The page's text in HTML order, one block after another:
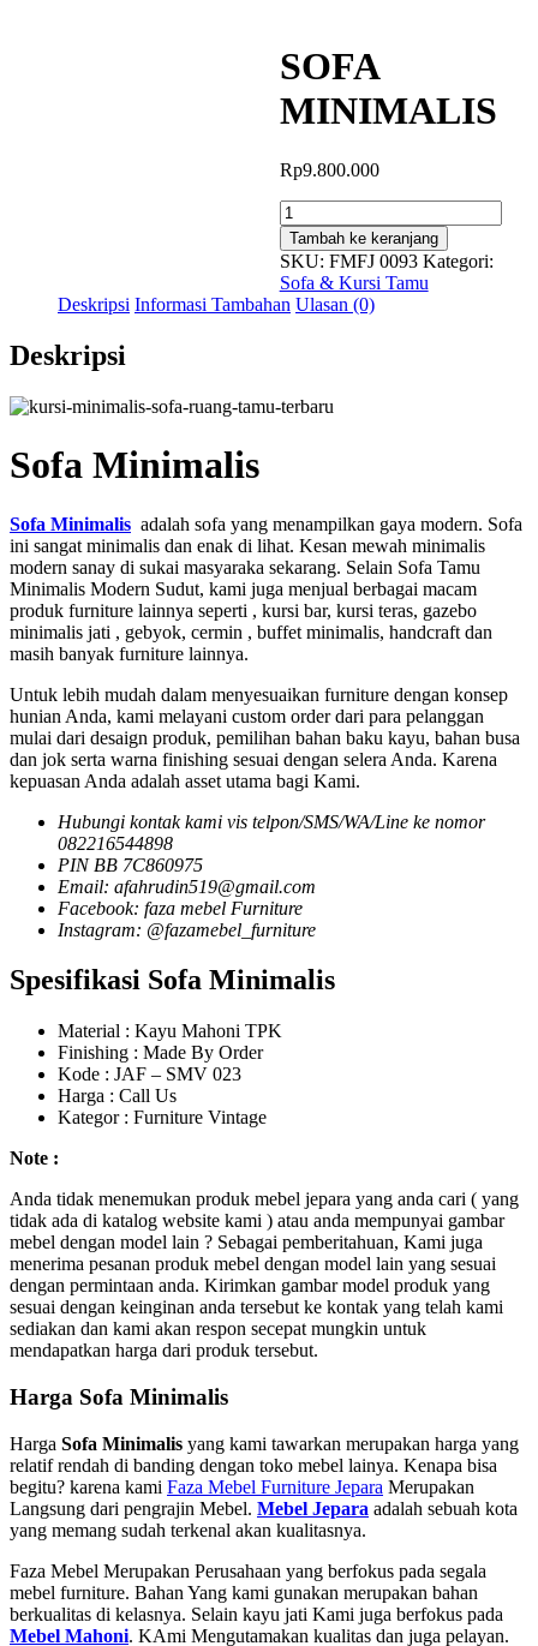
SOFA
MINIMALIS
Rp9.800.000
Kuantitas
SOFA
MINIMALIS
Tambah ke keranjang
SKU: FMFJ 0093 Kategori:
Sofa & Kursi Tamu
Deskripsi Informasi Tambahan Ulasan (0)
Deskripsi
Sofa Minimalis
Sofa Minimalis adalah sofa yang menampilkan gaya modern. Sofa
ini sangat minimalis dan enak di lihat. Kesan mewah minimalis
modern sanay di sukai masyaraka sekarang. Selain Sofa Tamu
Minimalis Modern Sudut, kami juga menjual berbagai macam
produk furniture lainnya seperti , kursi bar, kursi teras, gazebo
minimalis jati , gebyok, cermin , buffet minimalis, handcraft dan
masih banyak furniture lainnya.
Untuk lebih mudah dalam menyesuaikan furniture dengan konsep
hunian Anda, kami melayani custom order dari para pelanggan
mulai dari desaign produk, pemilihan bahan baku kayu, bahan busa
dan jok serta warna finishing sesuai dengan selera Anda. Karena
kepuasan Anda adalah asset utama bagi Kami.
Hubungi kontak kami vis telpon/SMS/WA/Line ke nomor
082216544898
PIN BB 7C860975
Email: afahrudin519@gmail.com
Facebook: faza mebel Furniture
Instagram: @fazamebel_furniture
Spesifikasi Sofa Minimalis
Material : Kayu Mahoni TPK
Finishing : Made By Order
Kode : JAF – SMV 023
Harga : Call Us
Kategor : Furniture Vintage
Note :
Anda tidak menemukan produk mebel jepara yang anda cari ( yang
tidak ada di katalog website kami ) atau anda mempunyai gambar
mebel dengan model lain ? Sebagai pemberitahuan, Kami juga
menerima pesanan produk mebel dengan model lain yang sesuai
dengan permintaan anda. Kirimkan gambar model produk yang
sesuai dengan keinginan anda tersebut ke kontak yang telah kami
sediakan dan kami akan respon secepat mungkin untuk
mendapatkan harga dari produk tersebut.
Harga Sofa Minimalis
Harga Sofa Minimalis yang kami tawarkan merupakan harga yang
relatif rendah di banding dengan toko mebel lainya. Kenapa bisa
begitu? karena kami Faza Mebel Furniture Jepara Merupakan
Langsung dari pengrajin Mebel. Mebel Jepara adalah sebuah kota
yang memang sudah terkenal akan kualitasnya.
Faza Mebel Merupakan Perusahaan yang berfokus pada segala
mebel furniture. Bahan Yang kami gunakan merupakan bahan
berkualitas di kelasnya. Selain kayu jati Kami juga berfokus pada
Mebel Mahoni. KAmi Mengutamakan kualitas dan juga pelayan.